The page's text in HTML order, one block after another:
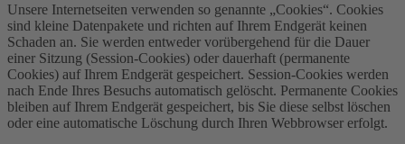
Unsere Internetseiten verwenden so genannte „Cookies“. Cookies
sind kleine Datenpakete und richten auf Ihrem Endgerät keinen
Schaden an. Sie werden entweder vorübergehend für die Dauer
einer Sitzung (Session-Cookies) oder dauerhaft (permanente
Cookies) auf Ihrem Endgerät gespeichert. Session-Cookies werden
nach Ende Ihres Besuchs automatisch gelöscht. Permanente Cookies
bleiben auf Ihrem Endgerät gespeichert, bis Sie diese selbst löschen
oder eine automatische Löschung durch Ihren Webbrowser erfolgt.